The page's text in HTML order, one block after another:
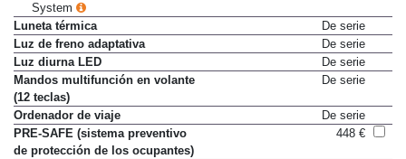
System
Luneta térmica
De serie
Luz de freno adaptativa
De serie
Luz diurna LED
De serie
Mandos multifunción en volante
(12 teclas)
De serie
Ordenador de viaje
De serie
PRE-SAFE (sistema preventivo
de protección de los ocupantes)
448 €